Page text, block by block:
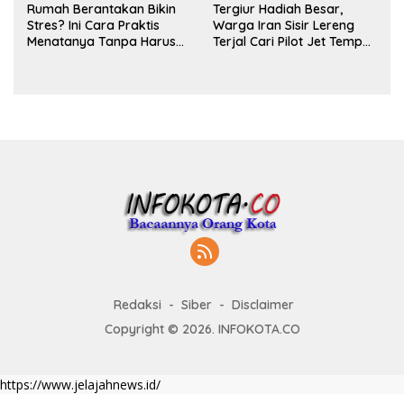
Rumah Berantakan Bikin
Stres? Ini Cara Praktis
Menatanya Tanpa Harus
Tergiur Hadiah Besar,
Warga Iran Sisir Lereng
Terjal Cari Pilot Jet Tempur
Redaksi Siber
Disclaimer
Copyright © 2026. INFOKOTA.CO
https://www.jelajahnews.id/